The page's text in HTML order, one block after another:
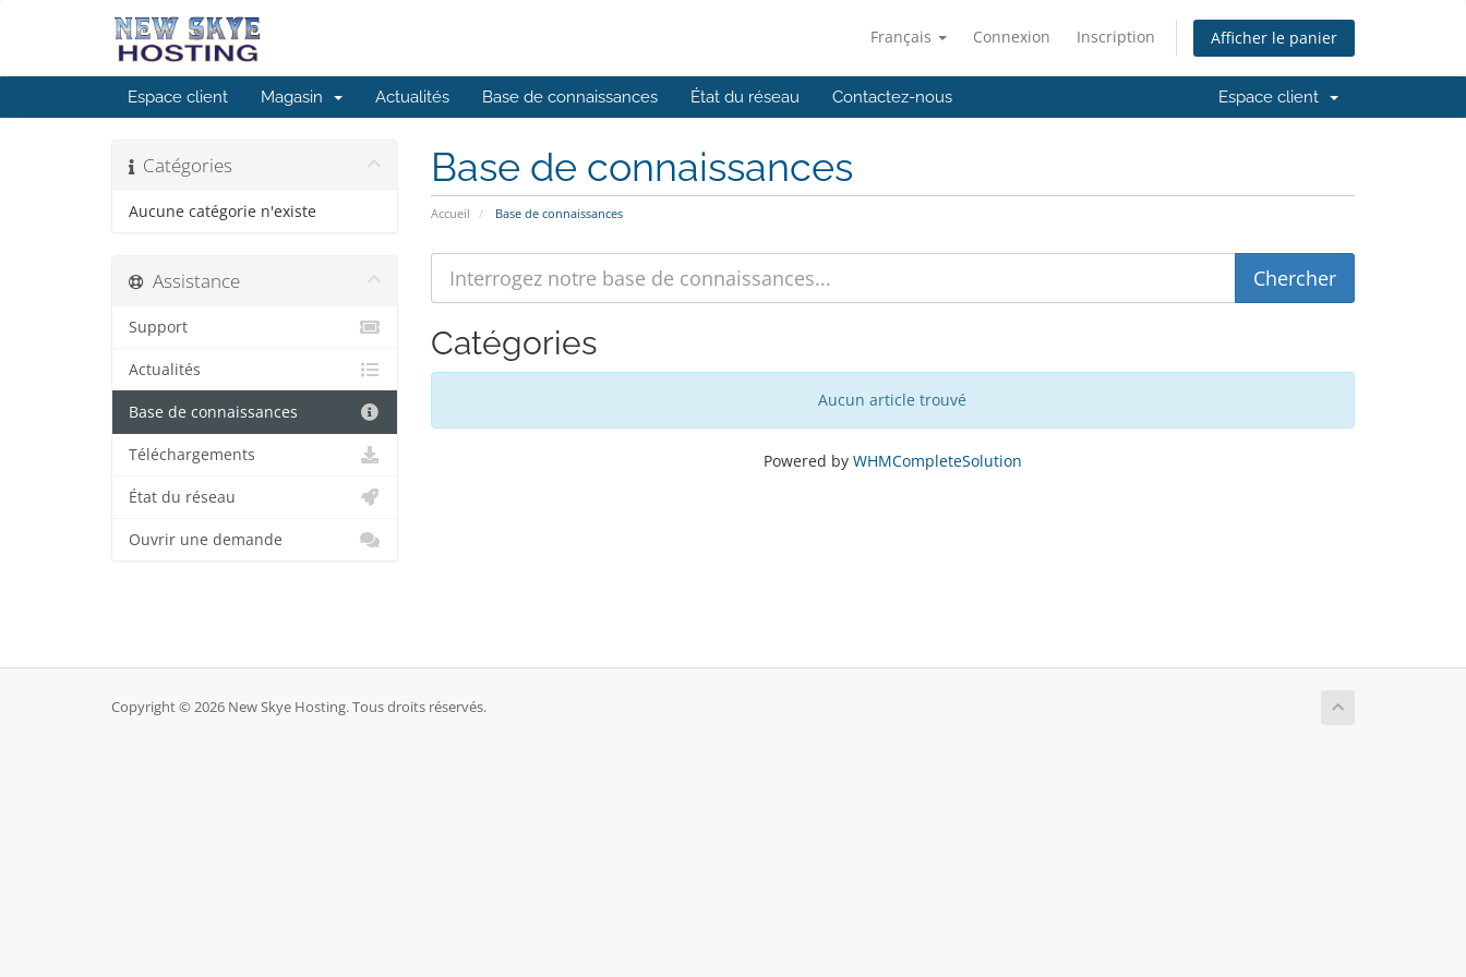
Français Connexion Inscription Afficher le panier
Espace client Magasin Actualités Base de connaissances État du réseau Contactez-nous Espace client
Base de connaissances
Accueil Base de connaissances
Catégories
Aucune catégorie n'existe
Catégories
Aucun article trouvé
Powered by WHMCompleteSolution
Assistance
Support
Actualités
Base de connaissances
Téléchargements
État du réseau
Ouvrir une demande
Copyright © 2026 New Skye Hosting. Tous droits réservés.